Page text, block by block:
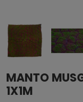
MANTO
1X1M